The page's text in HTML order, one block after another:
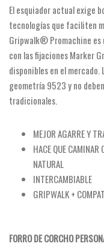
El esquiador actual exige
tecnologías que faciliten
Gripwalk® Promachine es
con las fijaciones Marker
disponibles en el
geometría 9523 y no
tradicionales.
MEJOR AGARRE Y
HACE QUE CAMINAR
NATURAL
INTERCAMBIABLE
GRIPWALK +
FORRO DE CORCHO